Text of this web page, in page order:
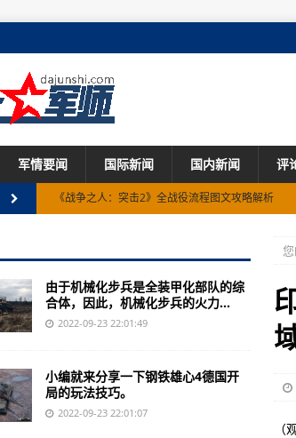
军情要闻 国际新闻 国内新闻 评
《战争之人：突击2》全战役流程图文攻略解析
蒋蒋烽火谈2022-02-1月18日犬
唯有财大气粗美国陆军才真正做到了全开进，英国
中国海防：某型风电刹车系统成为全球500强公司
中国现代海军之父13岁那年就投身于战斗之中(图)
德军阵地防御和树林掩护逐步推进的七个作战游戏
您
由于机械化步兵是全装甲化部队的综
合体，因此，机械化步兵的火力...
2022-09-23 22:01:49
小编就来分享一下钢铁雄心4德国开
局的玩法技巧。
2022-09-23 22:01:07